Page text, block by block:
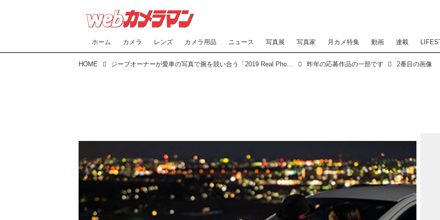
ホーム カメラ レンズ カメラ用品 ニュース 写真展 写真家 月カメ特集 動画 連載
HOME ジープオーナーが愛車の写真で腕を競い合う「2019 Real Photo Contest」（リアル フォト コンテスト）開催 昨年の応募作品の一部です 2番目の画像